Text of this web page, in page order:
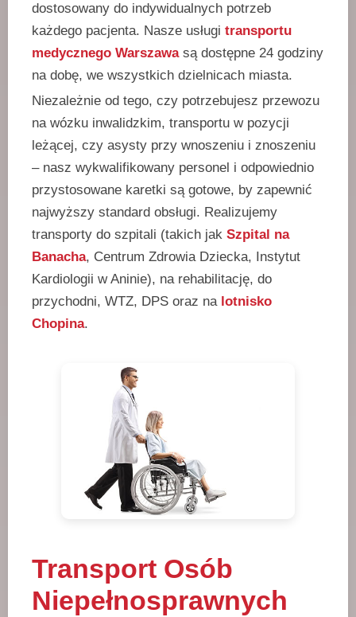
dostosowany do indywidualnych potrzeb
każdego pacjenta. Nasze usługi transportu
medycznego Warszawasą dostępne 24 godziny
na dobę, we wszystkich dzielnicach miasta.
Niezależnie od tego, czy potrzebujesz przewozu
na wózku inwalidzkim, transportu w pozycji
leżącej, czy asysty przy wnoszeniu i znoszeniu
– nasz wykwalifikowany personel i odpowiednio
przystosowane karetki są gotowe, by zapewnić
najwyższy standard obsługi. Realizujemy
transporty do szpitali (takich jak Szpital na
Banacha, Centrum Zdrowia Dziecka, Instytut
Kardiologii w Aninie), na rehabilitację, do
przychodni, WTZ, DPS oraz na lotnisko
Chopina.
Transport Osób
Niepełnosprawnych